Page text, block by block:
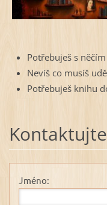
Potřebuješ s
Nevíš co musíš
Potřebuješ knihu
Jméno: